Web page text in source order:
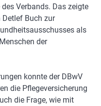
Verbands. Das zeigte
Buch zur
als
der
konnte der DBwV
die Pflegeversicherung
die Frage, wie mit